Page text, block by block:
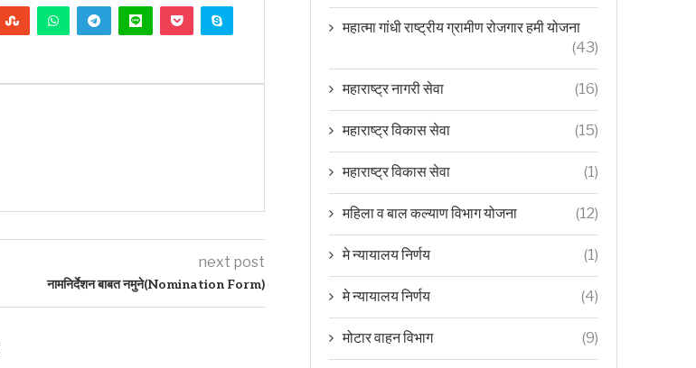
next post
नामनिर्देशन बाबत नमुने(Nomination Form)
महात्मा गांधी राष्ट्रीय ग्रामीण रोजगार हमी योजना
(43)
महाराष्ट्र नागरी सेवा (16)
महाराष्ट्र विकास सेवा (15)
महाराष्ट्र विकास सेवा (1)
महिला व बाल कल्याण विभाग योजना (12)
मे न्यायालय निर्णय (1)
मे न्यायालय निर्णय (4)
मोटार वाहन विभाग (9)